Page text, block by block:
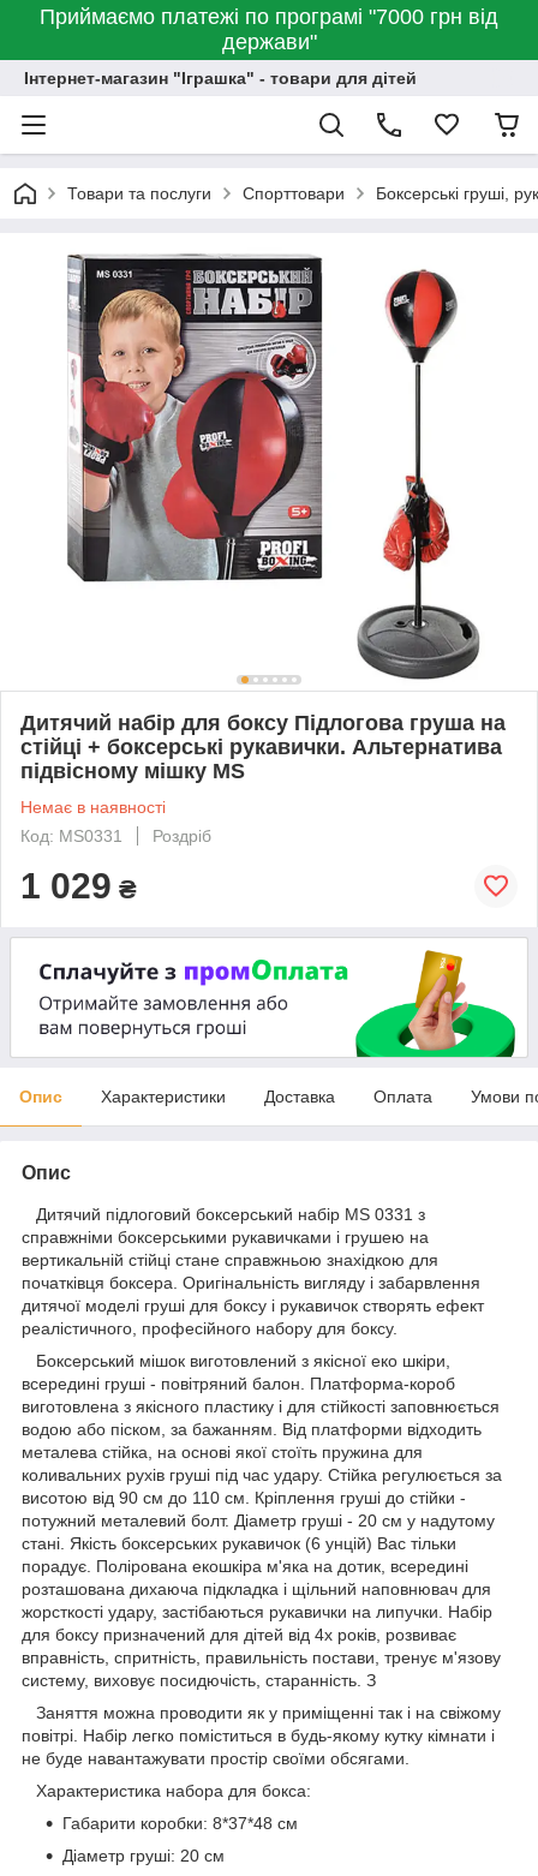
Приймаємо платежі по програмі "7000 грн від
держави"
Інтернет-магазин "Іграшка" - товари для дітей
Товари та послуги Спорттовари Боксерські груші,
Дитячий набір для боксу Підлогова груша на
стійці + боксерські рукавички. Альтернатива
підвісному мішку MS
Немає в наявності
Код: MS0331
Роздріб
1 029 ₴
Опис Характеристики Доставка Оплата Умови
Опис
Дитячий підлоговий боксерський набір MS 0331 з
справжніми боксерськими рукавичками і грушею на
вертикальній стійці стане справжньою знахідкою для
початківця боксера. Оригінальність вигляду і забарвлення
дитячої моделі груші для боксу і рукавичок створять ефект
реалістичного, професійного набору для боксу.
Боксерський мішок виготовлений з якісної еко шкіри,
всередині груші - повітряний балон. Платформа-короб
виготовлена з якісного пластику і для стійкості заповнюється
водою або піском, за бажанням. Від платформи відходить
металева стійка, на основі якої стоїть пружина для
коливальних рухів груші під час удару. Стійка регулюється за
висотою від 90 см до 110 см. Кріплення груші до стійки -
потужний металевий болт. Діаметр груші - 20 см у надутому
стані. Якість боксерських рукавичок (6 унцій) Вас тільки
порадує. Полірована екошкіра м'яка на дотик, всередині
розташована дихаюча підкладка і щільний наповнювач для
жорсткості удару, застібаються рукавички на липучки. Набір
для боксу призначений для дітей від 4х років, розвиває
вправність, спритність, правильність постави, тренує м'язову
систему, виховує посидючість, старанність. З
Заняття можна проводити як у приміщенні так і на свіжому
повітрі. Набір легко поміститься в будь-якому кутку кімнати і
не буде навантажувати простір своїми обсягами.
Характеристика набора для бокса:
Габарити коробки: 8*37*48 см
Діаметр груші: 20 см